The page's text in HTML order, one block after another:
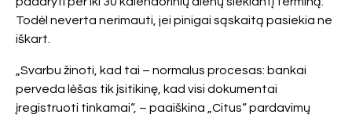
Todėl neverta nerimauti, jei pinigai sąskaitą pasiekia ne
iškart.
„Svarbu žinoti, kad tai – normalus procesas: bankai
perveda lėšas tik įsitikinę, kad visi dokumentai
įregistruoti tinkamai“, – paaiškina „Citus“ pardavimų